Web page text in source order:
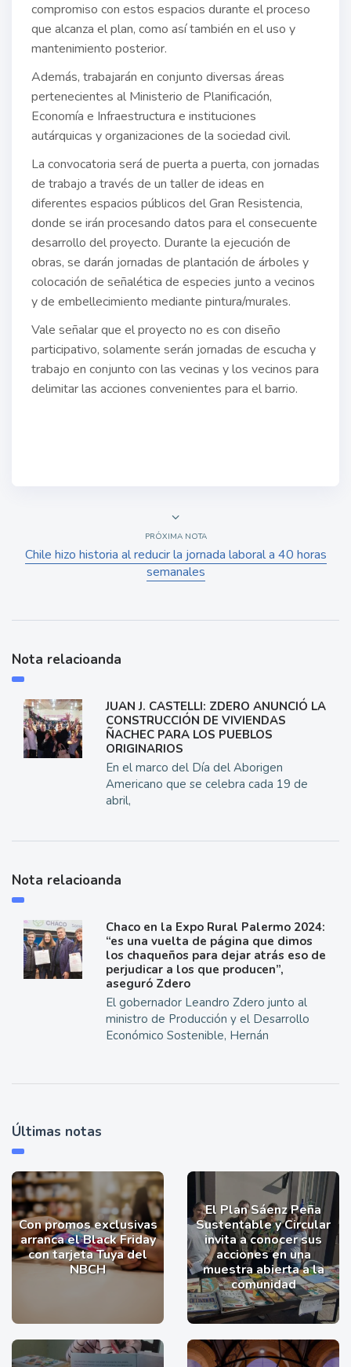
compromiso con estos espacios durante el proceso
que alcanza el plan, como así también en el uso y
mantenimiento posterior.
Además, trabajarán en conjunto diversas áreas
pertenecientes al Ministerio de Planificación,
Economía e Infraestructura e instituciones
autárquicas y organizaciones de la sociedad civil.
La convocatoria será de puerta a puerta, con jornadas
de trabajo a través de un taller de ideas en
diferentes espacios públicos del Gran Resistencia,
donde se irán procesando datos para el consecuente
desarrollo del proyecto. Durante la ejecución de
obras, se darán jornadas de plantación de árboles y
colocación de señalética de especies junto a vecinos
y de embellecimiento mediante pintura/murales.
Vale señalar que el proyecto no es con diseño
participativo, solamente serán jornadas de escucha y
trabajo en conjunto con las vecinas y los vecinos para
delimitar las acciones convenientes para el barrio.
PRÓXIMA NOTA
Chile hizo historia al reducir la jornada laboral a 40 horas
semanales
Nota relacioanda
JUAN J. CASTELLI: ZDERO ANUNCIÓ LA
CONSTRUCCIÓN DE VIVIENDAS
ÑACHEC PARA LOS PUEBLOS
ORIGINARIOS
En el marco del Día del Aborigen
Americano que se celebra cada 19 de
abril,
Nota relacioanda
Chaco en la Expo Rural Palermo 2024:
“es una vuelta de página que dimos
los chaqueños para dejar atrás eso de
perjudicar a los que producen”,
aseguró Zdero
El gobernador Leandro Zdero junto al
ministro de Producción y el Desarrollo
Económico Sostenible, Hernán
Últimas notas
Con promos exclusivas
arranca el Black Friday
con tarjeta Tuya del
NBCH
El Plan Sáenz Peña
Sustentable y Circular
invita a conocer sus
acciones en una
muestra abierta a la
comunidad